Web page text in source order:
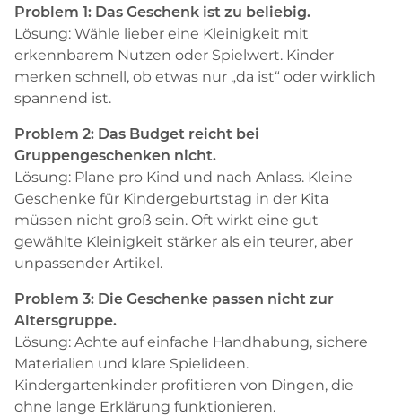
Problem 1: Das Geschenk ist zu beliebig.
Lösung: Wähle lieber eine Kleinigkeit mit
erkennbarem Nutzen oder Spielwert. Kinder
merken schnell, ob etwas nur „da ist“ oder wirklich
spannend ist.
Problem 2: Das Budget reicht bei
Gruppengeschenken nicht.
Lösung: Plane pro Kind und nach Anlass. Kleine
Geschenke für Kindergeburtstag in der Kita
müssen nicht groß sein. Oft wirkt eine gut
gewählte Kleinigkeit stärker als ein teurer, aber
unpassender Artikel.
Problem 3: Die Geschenke passen nicht zur
Altersgruppe.
Lösung: Achte auf einfache Handhabung, sichere
Materialien und klare Spielideen.
Kindergartenkinder profitieren von Dingen, die
ohne lange Erklärung funktionieren.